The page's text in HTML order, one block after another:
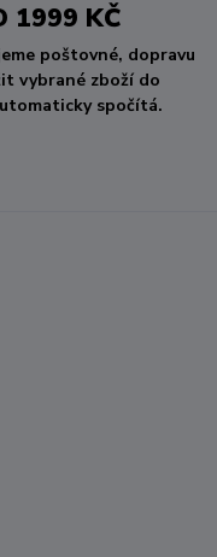
1999 KČ
poštovné, dopravu
vybrané zboží do
spočítá.